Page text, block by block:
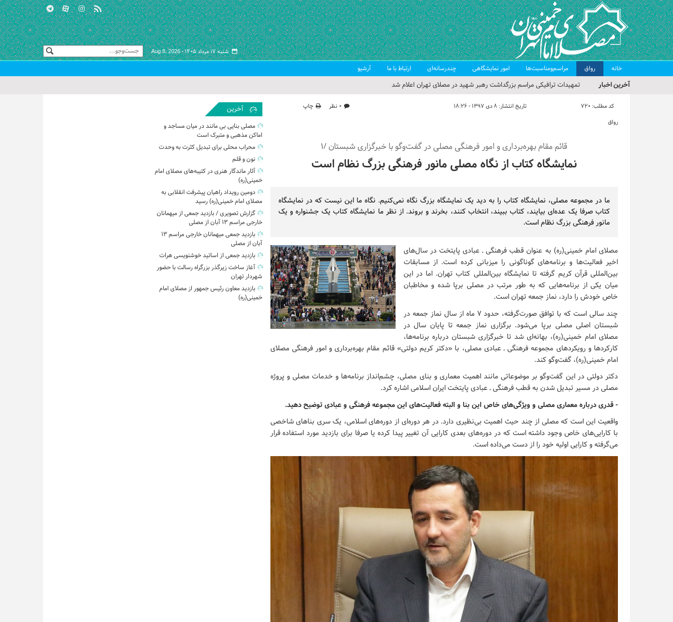
شنبه ۱۷ مرداد ۱۴۰۵ - Aug 8, 2026
خانه رواق مراسم‌ومناسبت‌ها امور نمایشگاهی چندرسانه‌ای ارتباط با ما آرشیو
آخرین اخبار
تمهیدات ترافیکی مراسم بزرگداشت رهبر شهید در مصلای تهران اعلام شد
حجت‌الاسلام حاج علی‌اکبری؛ خطیب این هفته نماز جمعه تهران
گزارش تصویری| مراسم نماز بر پیکر امام شهید انقلاب اسلامی ایران
گزارش تصویری| مراسم بزرگداشت آقای شهید ایران
کد مطلب: 720 تاریخ انتشار: ۸ دی ۱۳۹۷ - ۱۸:۲۶ ۰ نظر
چاپ
رواق
قائم مقام بهره‌برداری و امور فرهنگی مصلی در گفت‌وگو با خبرگزاری شبستان /۱
نمایشگاه کتاب از نگاه مصلی مانور فرهنگی بزرگ نظام است
ما در مجموعه مصلی، نمایشگاه کتاب را به دید یک نمایشگاه بزرگ نگاه نمی‌کنیم. نگاه ما این نیست که در نمایشگاه
کتاب صرفا یک عده‌ای بیایند، کتاب ببیند، انتخاب کنند، بخرند و بروند. از نظر ما نمایشگاه کتاب یک جشنواره و یک
مانور فرهنگی بزرگ نظام است.
مصلای امام خمینی(ره) به عنوان قطب فرهنگی ـ عبادی پایتخت در سال‌های
اخیر فعالیت‌ها و برنامه‌های گوناگونی را میزبانی کرده است. از مسابقات
بین‌المللی قرآن کریم گرفته تا نمایشگاه بین‌المللی کتاب تهران. اما در این
میان یکی از برنامه‌هایی که به طور مرتب در مصلی برپا شده و مخاطبان
خاص خودش را دارد، نماز جمعه تهران است.
چند سالی است که با توافق صورت‌گرفته، حدود ۷ ماه از سال نماز جمعه در
شبستان اصلی مصلی برپا می‌شود. برگزاری نماز جمعه تا پایان سال در
مصلای امام خمینی(ره)، بهانه‌ای شد تا خبرگزاری شبستان درباره برنامه‌ها،
کارکردها و رویکردهای مجموعه فرهنگی ـ عبادی مصلی، با «دکتر کریم دولتی» قائم مقام بهره‌برداری و امور فرهنگی مصلای
امام خمینی(ره)، گفت‌وگو کند.
دکتر دولتی در این گفت‌وگو بر موضوعاتی مانند اهمیت معماری و بنای مصلی، چشم‌انداز برنامه‌ها و خدمات مصلی و پروژه
مصلی در مسیر تبدیل شدن به قطب فرهنگی ـ عبادی پایتخت ایران اسلامی اشاره کرد.
- قدری درباره معماری مصلی و ویژگی‌های خاص این بنا و البته فعالیت‌های این مجموعه فرهنگی و عبادی توضیح دهید.
واقعیت این است که مصلی از چند حیث اهمیت بی‌نظیری دارد. در هر دوره‌ای از دوره‌های اسلامی، یک سری بناهای شاخصی
با کارایی‌های خاص وجود داشته است که در دوره‌های بعدی کارایی آن تغییر پیدا کرده یا صرفا برای بازدید مورد استفاده قرار
می‌گرفته و کارایی اولیه خود را از دست می‌داده است.
آخرین
مصلی بنایی بی مانند در میان مساجد و
اماکن مذهبی و متبرک است
محراب محلی برای تبدیل کثرت به وحدت
نون و قلم
آثار ماندگار هنری در کتیبه‌های مصلای امام
خمینی(ره)
دومین رویداد راهیان پیشرفت انقلابی به
مصلای امام خمینی(ره) رسید
گزارش تصویری / بازدید جمعی از میهمانان
خارجی مراسم ۱۳ آبان از مصلی
بازدید جمعی میهمانان خارجی مراسم ۱۳
آبان از مصلی
بازدید جمعی از اساتید خوشنویسی هرات
آغاز ساخت زیرگذر بزرگراه رسالت با حضور
شهردار تهران
بازدید معاون رئیس جمهور از مصلای امام
خمینی(ره)